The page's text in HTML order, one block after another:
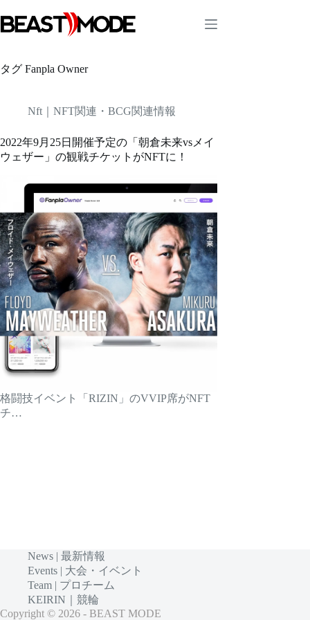
ン
テ
ツ
へ
プ
タグ Fanpla Owner
Nft｜NFT関連・BCG関連情報
2022年9月25日開催予定の「朝倉未来vsメイ
ウェザー」の観戦チケットがNFTに！
格闘技イベント「RIZIN」のVVIP席がNFT
チ…
News | 最新情報
Events | 大会・イベント
Team | プロチーム
KEIRIN｜競輪
Copyright © 2026 - BEAST MODE